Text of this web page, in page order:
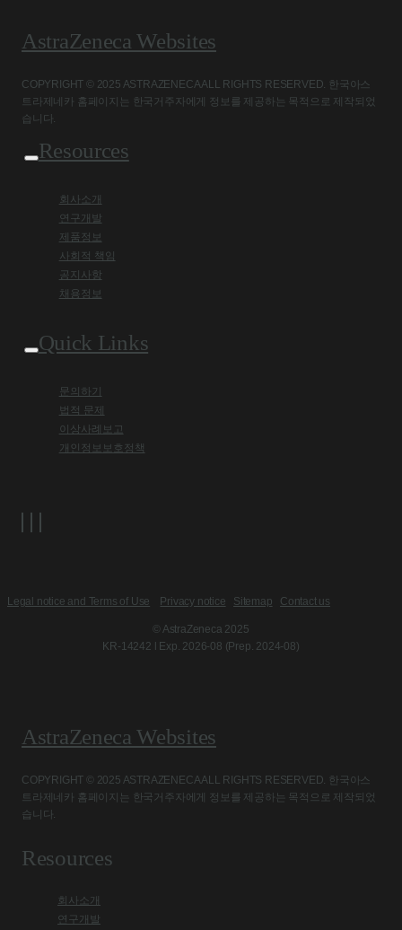
AstraZeneca Websites
COPYRIGHT © 2025 ASTRAZENECA ALL RIGHTS RESERVED. 한국아스
트라제네카 홈페이지는 한국거주자에게 정보를 제공하는 목적으로 제작되었
습니다.
Resources
회사소개
연구개발
제품정보
사회적 책임
공지사항
채용정보
Quick Links
문의하기
법적 문제
이상사례보고
개인정보보호정책
Legal notice and Terms of Use Privacy notice Sitemap Contact us
© AstraZeneca 2025
KR-14242 l Exp. 2026-08 (Prep. 2024-08)
AstraZeneca Websites
COPYRIGHT © 2025 ASTRAZENECA ALL RIGHTS RESERVED. 한국아스
트라제네카 홈페이지는 한국거주자에게 정보를 제공하는 목적으로 제작되었
습니다.
Resources
회사소개
연구개발